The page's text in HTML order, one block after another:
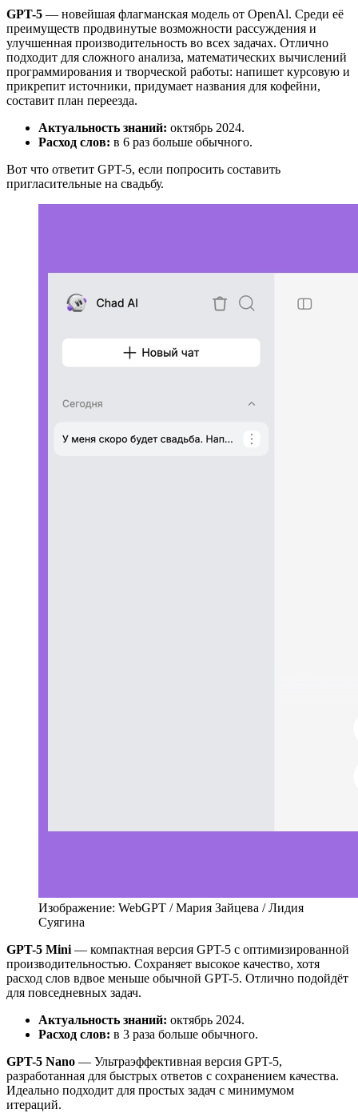
GPT-5 — новейшая флагманская модель от OpenAl. Среди её
преимуществ продвинутые возможности рассуждения и
улучшенная производительность во всех задачах. Отлично
подходит для сложного анализа, математических вычислений
программирования и творческой работы: напишет курсовую и
прикрепит источники, придумает названия для кофейни,
составит план переезда.
Актуальность знаний: октябрь 2024.
Расход слов: в 6 раз больше обычного.
Вот что ответит GPT-5, если попросить составить
пригласительные на свадьбу.
Изображение: WebGPT / Мария Зайцева / Лидия
Суягина
GPT-5 Mini — компактная версия GPT-5 с оптимизированной
производительностью. Сохраняет высокое качество, хотя
расход слов вдвое меньше обычной GPT-5. Отлично подойдёт
для повседневных задач.
Актуальность знаний: октябрь 2024.
Расход слов: в 3 раза больше обычного.
GPT-5 Nano — Ультраэффективная версия GPT-5,
разработанная для быстрых ответов с сохранением качества.
Идеально подходит для простых задач с минимумом
итераций.